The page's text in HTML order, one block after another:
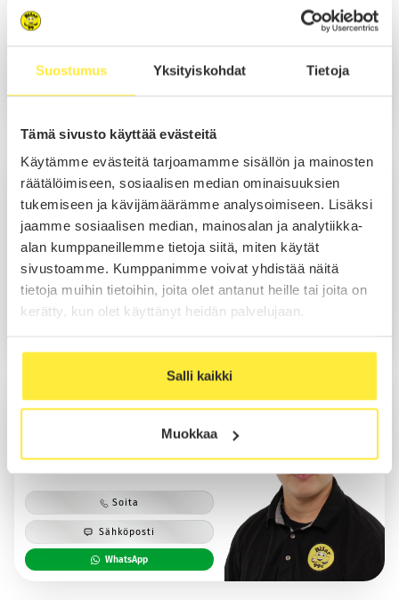
Suostumus Yksityiskohdat Tietoja
Tämä sivusto käyttää evästeitä
Käytämme evästeitä tarjoamamme sisällön ja mainosten
räätälöimiseen, sosiaalisen median ominaisuuksien
tukemiseen ja kävijämäärämme analysoimiseen. Lisäksi
jaamme sosiaalisen median, mainosalan ja analytiikka-
alan kumppaneillemme tietoja siitä, miten käytät
sivustoamme. Kumppanimme voivat yhdistää näitä
tietoja muihin tietoihin, joita olet antanut heille tai joita on
kerätty, kun olet käyttänyt heidän palvelujaan.
Salli kaikki
Muokkaa
Lomalla 16.08.2026 asti
Sähköposti
Daniel Tiitinen
Myynti
Soita
Kaapo Löytömäki
Myynti
Soita
Sähköposti
WhatsApp